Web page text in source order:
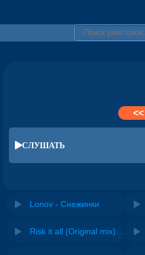
<<
СЛУШАТЬ
Lonov - Снежинки